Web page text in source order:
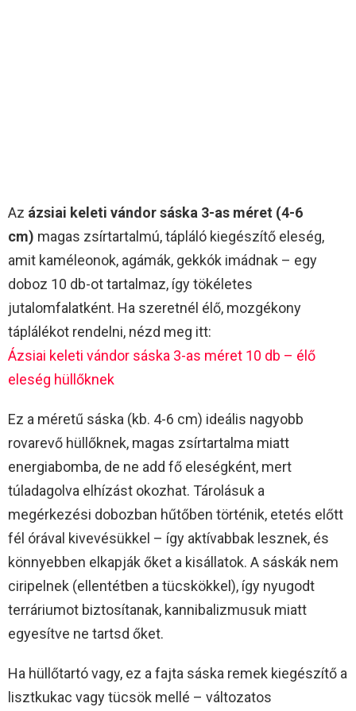
Az ázsiai keleti vándor sáska 3-as méret (4-6
cm) magas zsírtartalmú, tápláló kiegészítő eleség,
amit kaméleonok, agámák, gekkók imádnak – egy
doboz 10 db-ot tartalmaz, így tökéletes
jutalomfalatként. Ha szeretnél élő, mozgékony
táplálékot rendelni, nézd meg itt:
Ázsiai keleti vándor sáska 3-as méret 10 db – élő
eleség hüllőknek
Ez a méretű sáska (kb. 4-6 cm) ideális nagyobb
rovarevő hüllőknek, magas zsírtartalma miatt
energiabomba, de ne add fő eleségként, mert
túladagolva elhízást okozhat. Tárolásuk a
megérkezési dobozban hűtőben történik, etetés előtt
fél órával kivevésükkel – így aktívabbak lesznek, és
könnyebben elkapják őket a kisállatok. A sáskák nem
ciripelnek (ellentétben a tücskökkel), így nyugodt
terráriumot biztosítanak, kannibalizmusuk miatt
egyesítve ne tartsd őket.
Ha hüllőtartó vagy, ez a fajta sáska remek kiegészítő a
lisztkukac vagy tücsök mellé – változatos